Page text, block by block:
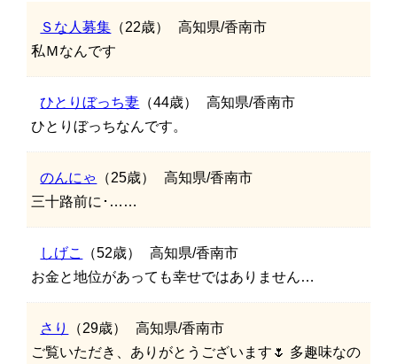
Ｓな人募集 （22歳）
高知県/香南市
私Ｍなんです
ひとりぼっち妻 （44歳）
高知県/香南市
ひとりぼっちなんです。
のんにゃ （25歳）
高知県/香南市
三十路前に･……
しげこ （52歳）
高知県/香南市
お金と地位があっても幸せではありません…
さり （29歳）
高知県/香南市
ご覧いただき、ありがとうございます🌷 多趣味なの